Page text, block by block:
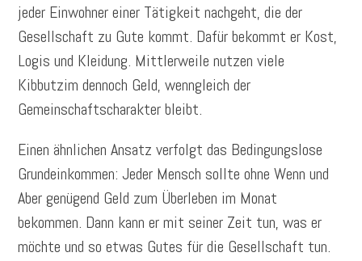
jeder Einwohner einer Tätigkeit nachgeht, die der
Gesellschaft zu Gute kommt. Dafür bekommt er Kost,
Logis und Kleidung. Mittlerweile nutzen viele
Kibbutzim dennoch Geld, wenngleich der
Gemeinschaftscharakter bleibt.
Einen ähnlichen Ansatz verfolgt das Bedingungslose
Grundeinkommen: Jeder Mensch sollte ohne Wenn und
Aber genügend Geld zum Überleben im Monat
bekommen. Dann kann er mit seiner Zeit tun, was er
möchte und so etwas Gutes für die Gesellschaft tun.